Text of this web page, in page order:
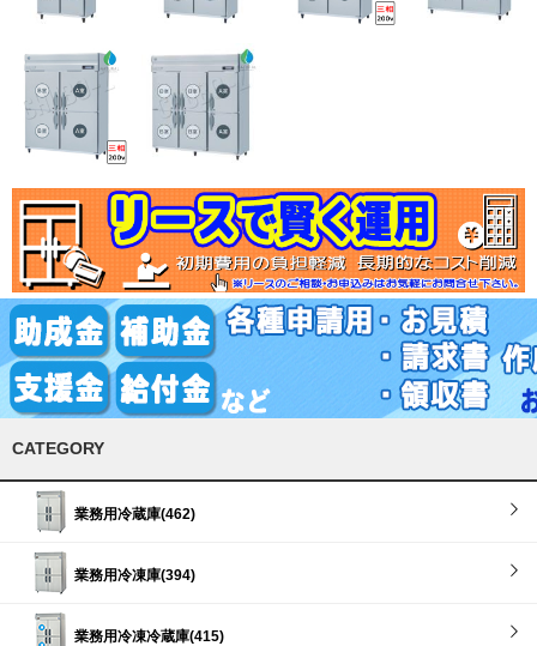
CATEGORY
業務用冷蔵庫(462)
業務用冷凍庫(394)
業務用冷凍冷蔵庫(415)